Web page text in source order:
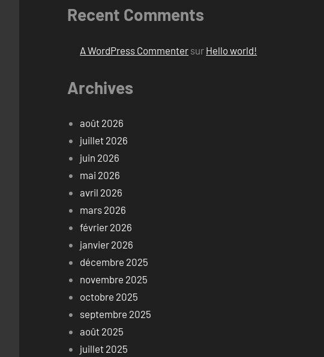
Recent Comments
A WordPress Commenter sur Hello world!
Archives
août 2026
juillet 2026
juin 2026
mai 2026
avril 2026
mars 2026
février 2026
janvier 2026
décembre 2025
novembre 2025
octobre 2025
septembre 2025
août 2025
juillet 2025